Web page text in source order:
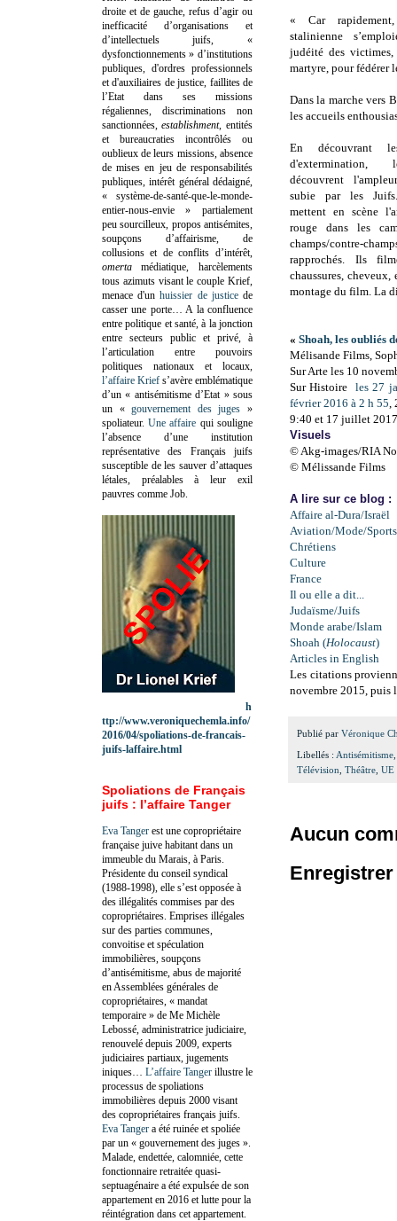
« Car
stalinienne
judéité des
martyre, pour fédérer
Dans la marche vers
les accueils
En découvrant
d'extermination,
découvrent
subie par les
mettent en scène
rouge dans les
champs/contre-
rapprochés. Ils
chaussures, cheveux,
montage du film. La
« Shoah, les oubliés
Mélisande Films,
Sur Arte les 10
Sur Histoire les27
février 2016 à 2 h 55,
9:40 et 17 juillet
Visuels
© Akg-images/RIA
© Mélissande Films
A lire sur ce blog :
Affaire al-Dura/Israël
Aviation/Mode/Sports
Chrétiens
Culture
France
Il ou elle a dit...
Judaïsme/Juifs
Monde arabe/Islam
Shoah (Holocaust)
Articles in English
Les citations
novembre 2015, puis
Publié par Véronique
Libellés : Antisémitisme
Télévision, Théâtre, UE
Aucun
droite et de gauche, refus d’agir ou
inefficacité d’organisations et
d’intellectuels juifs, «
dysfonctionnements » d’institutions
publiques, d'ordres professionnels
et d'auxiliaires de justice, faillites de
l’Etat dans ses missions
régaliennes, discriminations non
sanctionnées,establishment, entités
et bureaucraties incontrôlés ou
oublieux de leurs missions, absence
de mises en jeu de responsabilités
publiques, intérêt général dédaigné,
« système-de-santé-que-le-monde-
entier-nous-envie » partialement
peu sourcilleux, propos antisémites,
soupçons d’affairisme, de
collusions et de conflits d’intérêt,
omertamédiatique, harcèlements
tous azimuts visant le couple Krief,
menace d'unhuissier de justicede
casser une porte… A la confluence
entre politique et santé, à la jonction
entre secteurs public et privé, à
l’articulation entre pouvoirs
politiques nationaux et locaux,
l’affaire Krief s’avère emblématique
d’un « antisémitisme d’Etat » sous
un «gouvernement des juges »
spoliateur.Une affaire qui souligne
l’absence d’une institution
représentative des Français juifs
susceptible de les sauver d’attaques
létales, préalables à leur exil
pauvres comme Job.
h
ttp://www.veroniquechemla.info/
2016/04/spoliations-de-francais-
juifs-laffaire.html
Spoliations de Français
juifs : l’affaire Tanger
Eva Tanger est une copropriétaire
française juive habitant dans un
immeuble du Marais, à Paris.
Présidente du conseil syndical
(1988-1998), elle s’est opposée à
des illégalités commises par des
copropriétaires. Emprises illégales
sur des parties communes,
convoitise et spéculation
immobilières, soupçons
d’antisémitisme, abus de majorité
en Assemblées générales de
copropriétaires, « mandat
temporaire » de Me Michèle
Lebossé, administratrice judiciaire,
renouvelé depuis 2009, experts
judiciaires partiaux, jugements
iniques… L’affaire Tanger illustre le
processus de spoliations
immobilières depuis 2000 visant
des copropriétaires français juifs.
Eva Tanger a été ruinée et spoliée
par un « gouvernement des juges ».
Malade, endettée, calomniée, cette
fonctionnaire retraitée quasi-
septuagénaire a été expulsée de son
appartement en 2016 et lutte pour la
réintégration dans cet appartement.